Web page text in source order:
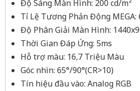
Độ Sáng Màn Hình: 200 cd/m²
Tỉ Lệ Tương Phản Động MEGA:
Độ Phân Giải Màn Hình:
Thời Gian Đáp Ứng: 5ms
Hỗ trợ màu: 16,7 Triệu Màu
Góc nhìn: 65°/90°(CR>10)
Tín hiệu đầu vào: Analog RGB